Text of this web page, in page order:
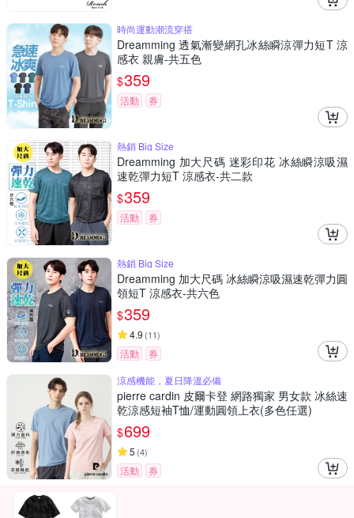
時尚運動潮流穿搭
Dreamming 透氣漸變網孔冰絲瞬涼彈力短T 涼
感衣 親膚-共五色
$359
活動 券
熱銷 Big Size
Dreamming 加大尺碼 迷彩印花 冰絲瞬涼吸濕
速乾彈力短T 涼感衣-共二款
$359
活動 券
熱銷 Big Size
Dreamming 加大尺碼 冰絲瞬涼吸濕速乾彈力圓
領短T 涼感衣-共六色
$359
4.9 (11)
活動
券
涼感機能，夏日降溫必備
pierre cardin 皮爾卡登 網路獨家 男女款 冰絲速
乾涼感短袖T恤/運動圓領上衣(多色任選)
$699
5 (4)
活動 券